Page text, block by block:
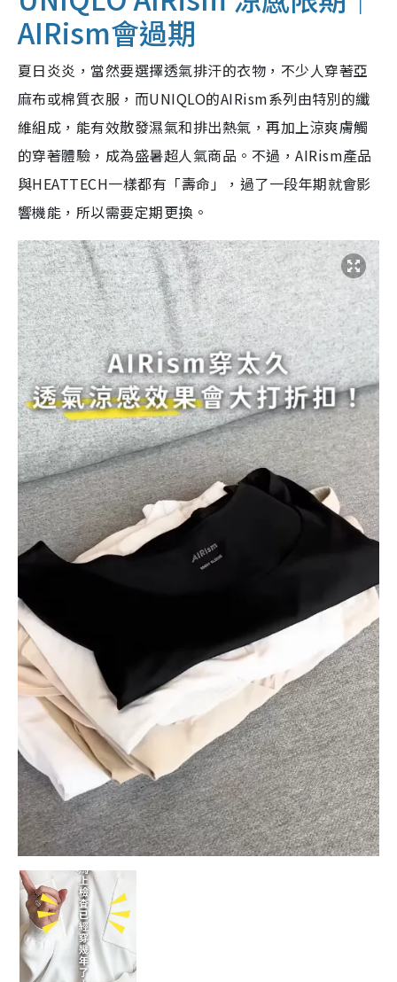
AIRism會過期
夏日炎炎，當然要選擇透氣排汗的衣物，不少人穿著亞
麻布或棉質衣服，而UNIQLO的AIRism系列由特別的纖
維組成，能有效散發濕氣和排出熱氣，再加上涼爽膚觸
的穿著體驗，成為盛暑超人氣商品。不過，AIRism產品
與HEATTECH一樣都有「壽命」，過了一段年期就會影
響機能，所以需要定期更換。